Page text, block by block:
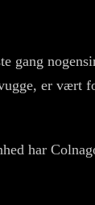
gang
er vært
har